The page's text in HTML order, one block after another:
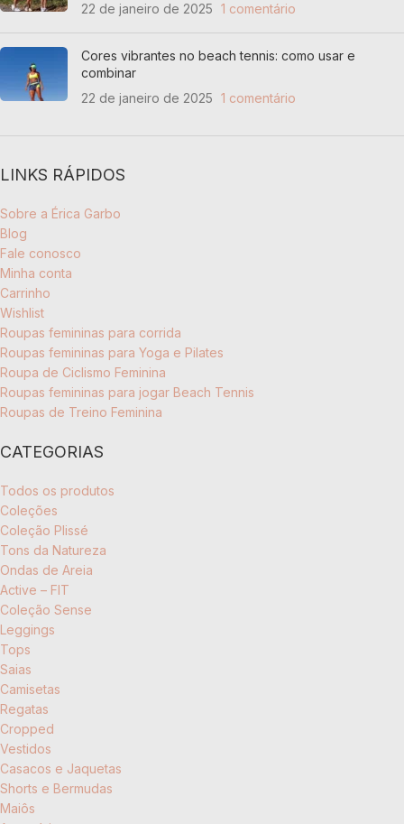
22 de janeiro de 2025 1 comentário
Cores vibrantes no beach tennis: como usar e
combinar
22 de janeiro de 2025 1 comentário
LINKS RÁPIDOS
Sobre a Érica Garbo
Blog
Fale conosco
Minha conta
Carrinho
Wishlist
Roupas femininas para corrida
Roupas femininas para Yoga e Pilates
Roupa de Ciclismo Feminina
Roupas femininas para jogar Beach Tennis
Roupas de Treino Feminina
CATEGORIAS
Todos os produtos
Coleções
Coleção Plissé
Tons da Natureza
Ondas de Areia
Active – FIT
Coleção Sense
Leggings
Tops
Saias
Camisetas
Regatas
Cropped
Vestidos
Casacos e Jaquetas
Shorts e Bermudas
Maiôs